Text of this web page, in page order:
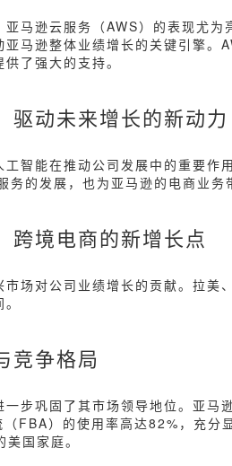
亚马逊云服务（AWS）的表现尤
亚马逊整体业绩增长的关键引擎
了强大的支持。
驱动未来增长的新动力
工智能在推动公司发展中的重要
务的发展，也为亚马逊的电商业务
跨境电商的新增长点
市场对公司业绩增长的贡献。拉美
竞争格局
一步巩固了其市场领导地位。亚
FBA）的使用率高达82%，充
国家庭。